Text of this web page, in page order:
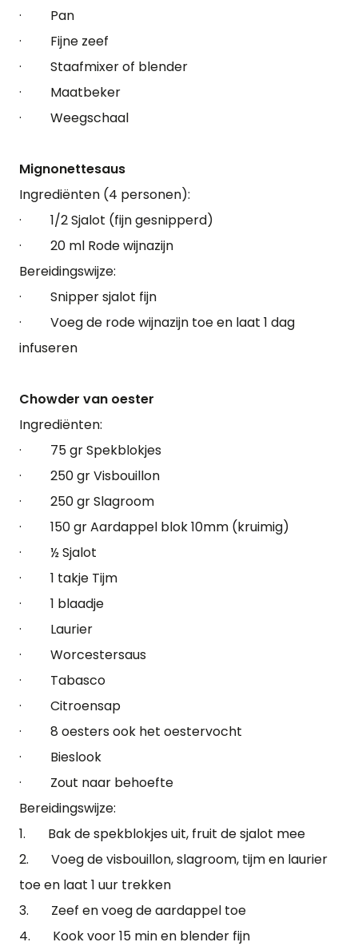
· Pan
· Fijne zeef
· Staafmixer of blender
· Maatbeker
· Weegschaal
Mignonettesaus
Ingrediënten (4 personen):
· 1/2 Sjalot (fijn gesnipperd)
· 20 ml Rode wijnazijn
Bereidingswijze:
· Snipper sjalot fijn
· Voeg de rode wijnazijn toe en laat 1 dag
infuseren
Chowder van oester
Ingrediënten:
· 75 gr Spekblokjes
· 250 gr Visbouillon
· 250 gr Slagroom
· 150 gr Aardappel blok 10mm (kruimig)
· ½ Sjalot
· 1 takje Tijm
· 1 blaadje
· Laurier
· Worcestersaus
· Tabasco
· Citroensap
· 8 oesters ook het oestervocht
· Bieslook
· Zout naar behoefte
Bereidingswijze:
1. Bak de spekblokjes uit, fruit de sjalot mee
2. Voeg de visbouillon, slagroom, tijm en laurier
toe en laat 1 uur trekken
3. Zeef en voeg de aardappel toe
4. Kook voor 15 min en blender fijn